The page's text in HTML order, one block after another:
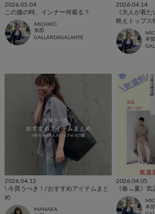
2026.05.04
この服の時、インナー何着る？
MICHIKO
本部
GALLARDAGALANTE
2026.04.14
《大人が着
映えトップス
本部
2026.04.13
\ 今買うべき！/ おすすめアイテムまと
め
MANAKA
2026.04.05
《春→夏》気
本部